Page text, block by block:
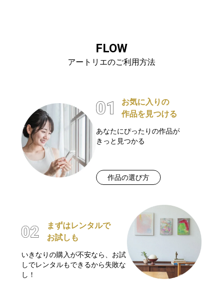
FLOW
アートリエのご利用方法
お気に入りの
作品を見つける
あなたにぴったりの作品が
きっと見つかる
作品の選び方
まずはレンタルで
お試しも
いきなりの購入が不安なら、お試
しでレンタルもできるから失敗な
し！